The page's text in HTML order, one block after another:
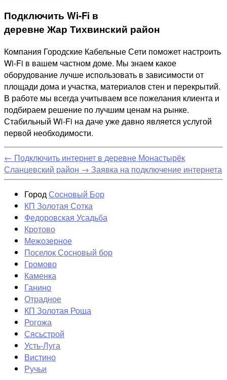
Подключить Wi-Fi в
деревне Жар Тихвинский район
Компания Городские Кабельные Сети поможет настроить
Wi-Fi в вашем частном доме. Мы знаем какое
оборудование лучше использовать в зависимости от
площади дома и участка, материалов стен и перекрытий.
В работе мы всегда учитываем все пожелания клиента и
подбираем решение по лучшим ценам на рынке.
Стабильный Wi-Fi на даче уже давно является услугой
первой необходимости.
← Подключить интернет в деревне Монастырёк
Сланцевский район → Заявка на подключение интернета
ГородСосновый Бор
КП Золотая Сотка
Федоровская Усадьба
Кротово
Межозерное
Поселок Сосновый бор
Громово
Каменка
Ганино
Отрадное
КП Золотая Роща
Рогожа
Сясьстрой
Усть-Луга
Вистино
Ручьи